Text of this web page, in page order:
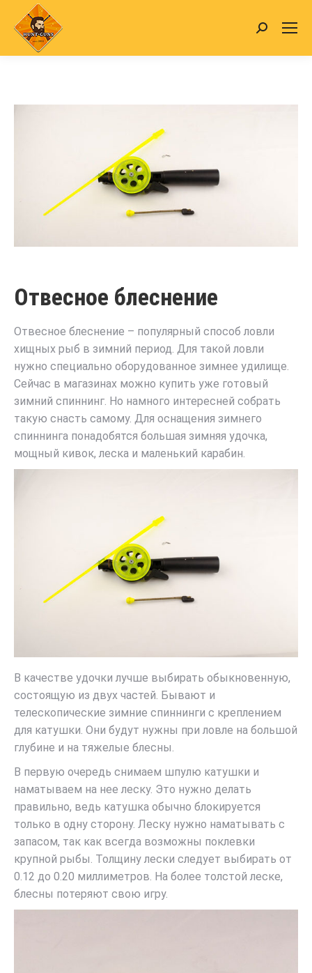
Search:
Отвесное блеснение
Отвесное блеснение – популярный способ ловли
хищных рыб в зимний период. Для такой ловли
нужно специально оборудованное зимнее удилище.
Сейчас в магазинах можно купить уже готовый
зимний спиннинг. Но намного интересней собрать
такую снасть самому. Для оснащения зимнего
спиннинга понадобятся большая зимняя удочка,
мощный кивок, леска и маленький карабин.
В качестве удочки лучше выбирать обыкновенную,
состоящую из двух частей. Бывают и
телескопические зимние спиннинги с креплением
для катушки. Они будут нужны при ловле на большой
глубине и на тяжелые блесны.
В первую очередь снимаем шпулю катушки и
наматываем на нее леску. Это нужно делать
правильно, ведь катушка обычно блокируется
только в одну сторону. Леску нужно наматывать с
запасом, так как всегда возможны поклевки
крупной рыбы. Толщину лески следует выбирать от
0.12 до 0.20 миллиметров. На более толстой леске,
блесны потеряют свою игру.